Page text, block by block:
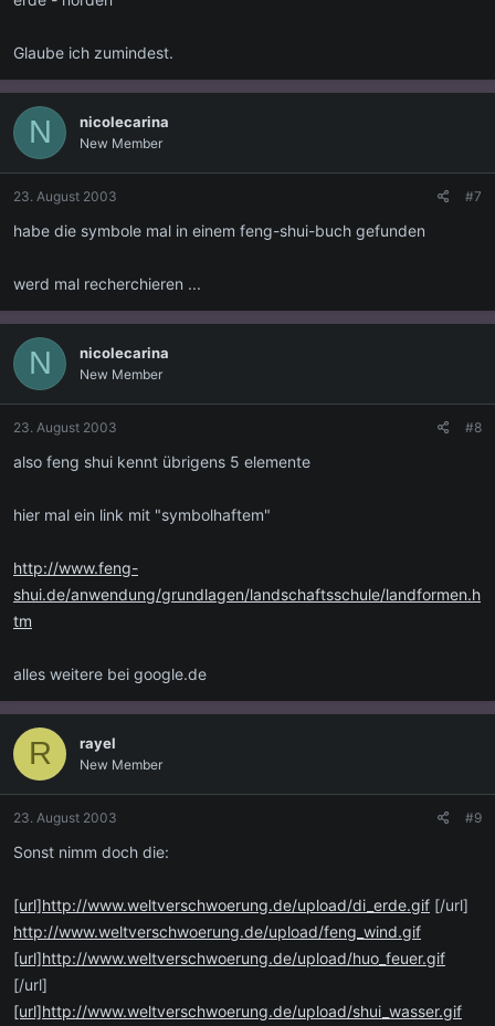
Glaube ich zumindest.
N nicolecarina
New Member
23. August 2003 #7
habe die symbole mal in einem feng-shui-buch gefunden
werd mal recherchieren ...
N nicolecarina
New Member
23. August 2003 #8
also feng shui kennt übrigens 5 elemente
hier mal ein link mit "symbolhaftem"
http://www.feng-
shui.de/anwendung/grundlagen/landschaftsschule/landformen.h
tm
alles weitere bei google.de
R rayel
New Member
23. August 2003 #9
Sonst nimm doch die:
[url]http://www.weltverschwoerung.de/upload/di_erde.gif [/url]
http://www.weltverschwoerung.de/upload/feng_wind.gif
[url]http://www.weltverschwoerung.de/upload/huo_feuer.gif
[/url]
[url]http://www.weltverschwoerung.de/upload/shui_wasser.gif